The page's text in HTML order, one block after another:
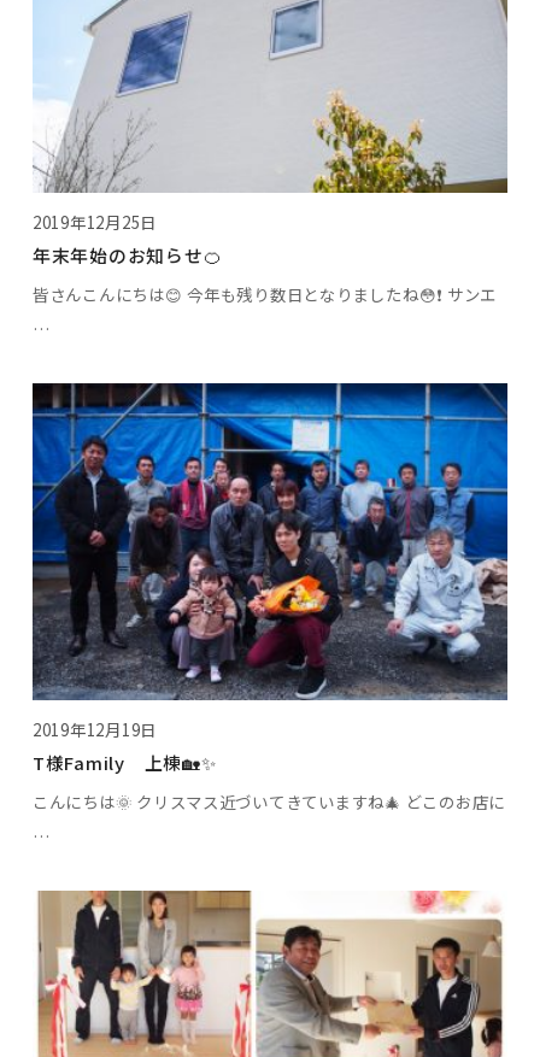
2019年12月25日
年末年始のお知らせ🍊
皆さんこんにちは😊 今年も残り数日となりましたね😳❗ サンエ
…
2019年12月19日
T様Family 上棟🏡✨
こんにちは🌞 クリスマス近づいてきていますね🎄 どこのお店に
…